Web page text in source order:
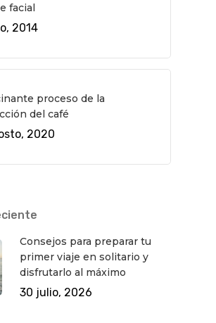
facial
2014
proceso de la
del café
2020
Consejos para preparar tu
primer viaje en solitario y
disfrutarlo al máximo
30 julio, 2026